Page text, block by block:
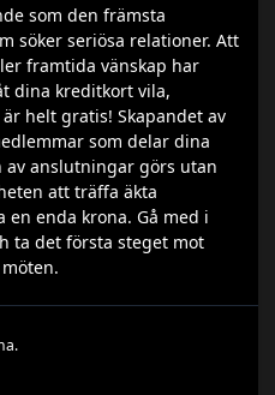
som den främsta
söker seriösa relationer. Att
framtida vänskap har
dina kreditkort vila,
helt gratis! Skapandet av
som delar dina
anslutningar görs utan
att träffa äkta
enda krona. Gå med i
ta det första steget mot